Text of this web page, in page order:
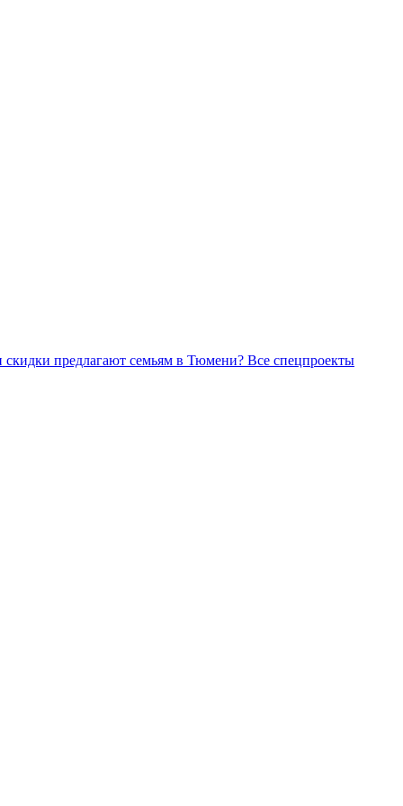
Все спецпроекты